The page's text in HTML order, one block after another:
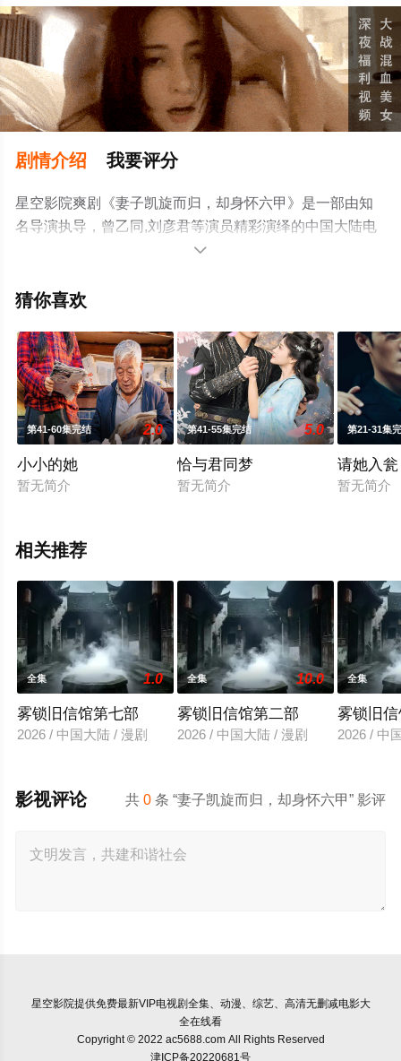
剧情介绍 我要评分
星空影院爽剧《妻子凯旋而归，却身怀六甲》是一部由知
名导演执导，曾乙同,刘彦君等演员精彩演绎的中国大陆电
视剧，大结局剧情已揭晓（1-1全集），手机免费观看高清
可移步至豆瓣电视剧、电视猫或剧情网等平台了解。

猜你喜欢
第41-60集完结 2.0
小小的她
暂无简介
第41-55集完结 5.0
恰与君同梦
暂无简介
第21-31集
请她入瓮
暂无简介
相关推荐
全集 1.0
雾锁旧信馆第七部
2026 / 中国大陆 / 漫剧
全集 10.0
雾锁旧信馆第二部
2026 / 中国大陆 / 漫剧
全集
雾锁旧
2026 / 中
共0 条 “妻子凯旋而归，却身怀六甲” 影评
影视评论
星空影院提供免费最新VIP电视剧全集、动漫、综艺、高清无删减电影大
全在线看
Copyright © 2022 ac5688.com All Rights Reserved
津ICP备20220681号